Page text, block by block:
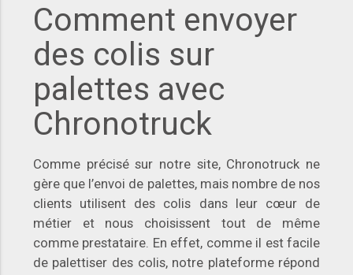
Comment envoyer
des colis sur
palettes avec
Chronotruck
Comme précisé sur notre site, Chronotruck ne
gère que l’envoi de palettes, mais nombre de nos
clients utilisent des colis dans leur cœur de
métier et nous choisissent tout de même
comme prestataire. En effet, comme il est facile
de palettiser des colis, notre plateforme répond